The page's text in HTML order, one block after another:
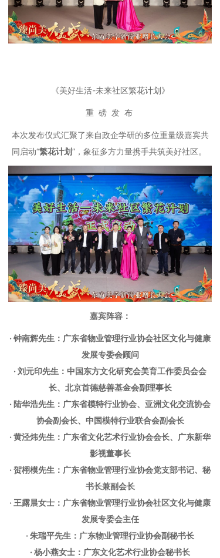
《美好生活-未来社区繁花计划》
重 磅 发 布
本次发布仪式汇聚了来自政企学研的多位重量级嘉宾共
同启动“繁花计划”，象征多方力量携手共筑美好社区。
嘉宾阵容：
· 钟南辉先生：广东省物业管理行业协会社区文化与健康
发展专委会顾问
· 刘元印先生：中国东方文化研究会美育工作委员会会
长、北京首德慈善基金会副理事长
· 陆华浩先生：广东省模特行业协会、亚洲文化交流协会
协会副会长、中国模特行业联合会副会长
· 黄泾炜先生：广东省文化艺术行业协会会长、广东新华
影视董事长
· 贺栩模先生：广东省物业管理行业协会党支部书记、秘
书长兼副会长
· 王露晨女士：广东省物业管理行业协会社区文化与健康
发展专委会主任
· 朱瑞平先生：广东物业管理行业协会副秘书长
· 杨小燕女士：广东文化艺术行业协会秘书长